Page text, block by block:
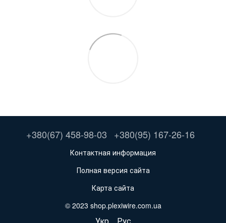
+380(67) 458-98-03 +380(95) 167-26-16
Контактная информация
Полная версия сайта
Карта сайта
© 2023 shop.plexiwire.com.ua